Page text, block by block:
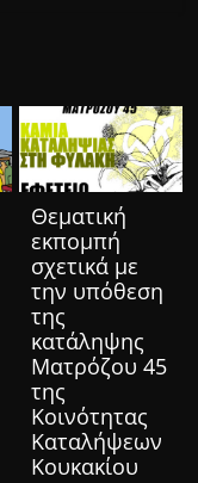
Θεματική
εκπομπή
σχετικά με
την υπόθεση
της
κατάληψης
Ματρόζου 45
της
Κοινότητας
Καταλήψεων
Κουκακίου